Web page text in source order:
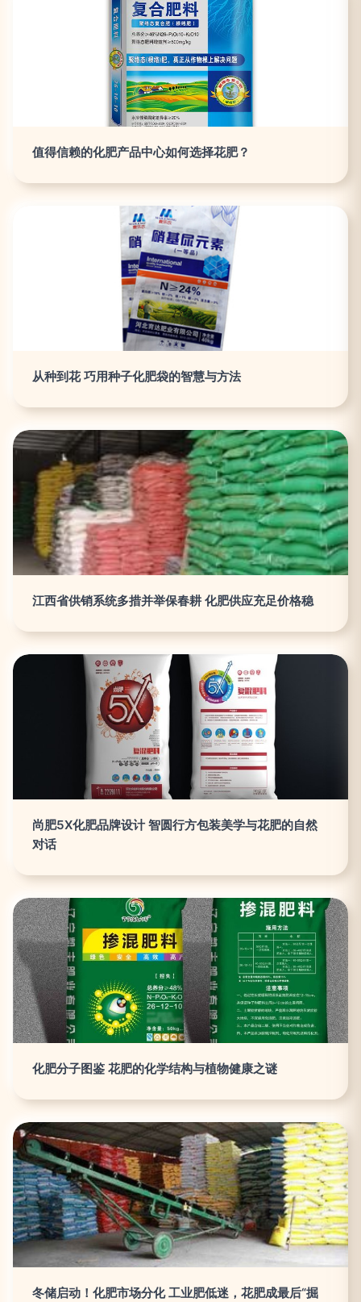
值得信赖的化肥产品中心如何选择花肥？
从种到花 巧用种子化肥袋的智慧与方法
江西省供销系统多措并举保春耕 化肥供应充足价格稳
尚肥5X化肥品牌设计 智圆行方包装美学与花肥的自然
对话
化肥分子图鉴 花肥的化学结构与植物健康之谜
冬储启动！化肥市场分化 工业肥低迷，花肥成最后“掘